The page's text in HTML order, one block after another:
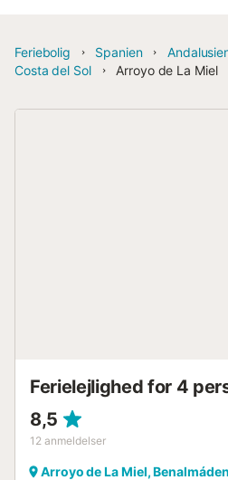
Feriebolig Spanien
Costa del Sol
Arroyo de La Miel
Ferielejlighed for 4
8,5
12 anmeldelser
Arroyo de La Miel,